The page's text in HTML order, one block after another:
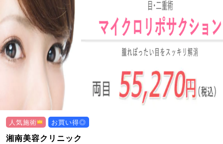
人気施術 お買い得◎
湘南美容クリニック